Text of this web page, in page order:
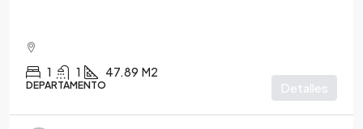
1 1 47.89 M2
DEPARTAMENTO Detalles